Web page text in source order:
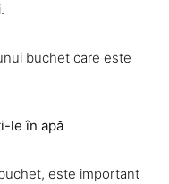
buchet care este
le în apă
este important